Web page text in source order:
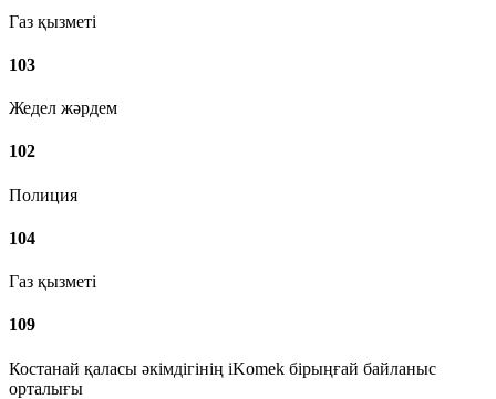
Газ қызметі
103
Жедел жәрдем
102
Полиция
104
Газ қызметі
109
Костанай қаласы әкімдігінің iKomek бірыңғай байланыс
орталығы